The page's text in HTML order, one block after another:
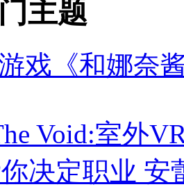
主题
戏《和娜奈
Void:室外
决定职业